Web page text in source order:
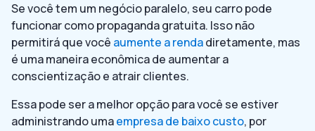
Se você tem um negócio paralelo, seu carro pode
funcionar como propaganda gratuita. Isso não
permitirá que você aumente a rendadiretamente, mas
é uma maneira econômica de aumentar a
conscientização e atrair clientes.
Essa pode ser a melhor opção para você se estiver
administrando umaempresa de baixo custo, por